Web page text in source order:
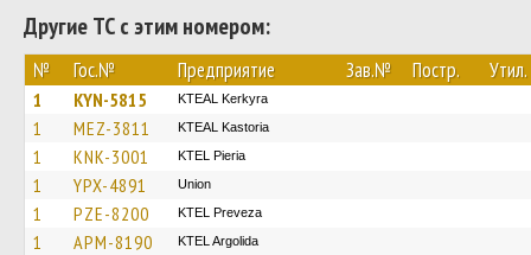
Другие ТС с этим номером:
№ Гос.№ Предприятие Зав.№ Постр. Утил.
1 KYN-5815 KTEAL Kerkyra
1 MEZ-3811 KTEAL Kastoria
1 KNK-3001 KTEL Pieria
1 YPX-4891 Union
1 PZE-8200 KTEL Preveza
1 APM-8190 KTEL Argolida